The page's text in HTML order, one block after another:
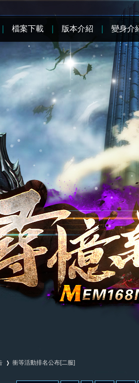
衝等活動排名公布[二服]